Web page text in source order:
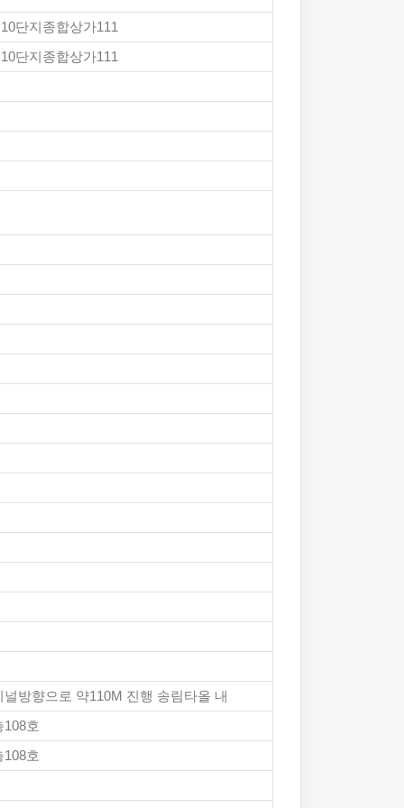
단지종합상가111
단지종합상가111
방향으로 약110M 진행 송림타올 내
호
호